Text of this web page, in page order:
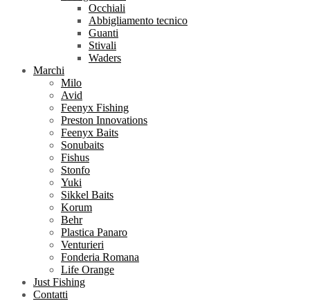
Occhiali
Abbigliamento tecnico
Guanti
Stivali
Waders
Marchi
Milo
Avid
Feenyx Fishing
Preston Innovations
Feenyx Baits
Sonubaits
Fishus
Stonfo
Yuki
Sikkel Baits
Korum
Behr
Plastica Panaro
Venturieri
Fonderia Romana
Life Orange
Just Fishing
Contatti